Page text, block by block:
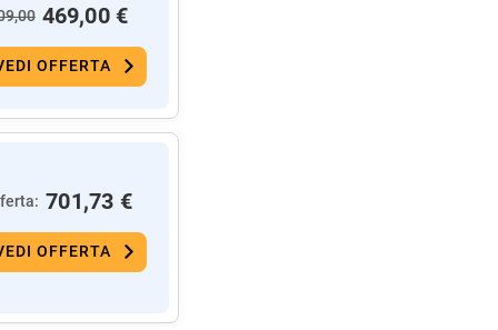
469,00 €
OFFERTA
701,73 €
OFFERTA